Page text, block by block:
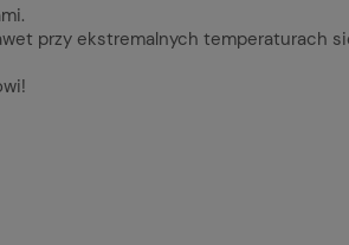
przy ekstremalnych temperaturach